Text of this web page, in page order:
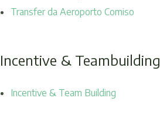
Transfer da Aeroporto Comiso
Incentive & Teambuilding
Incentive & Team Building